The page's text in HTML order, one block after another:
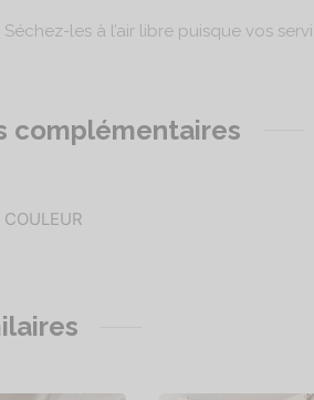
Séchez-les à l’air libre puisque vos
complémentaires
COULEUR